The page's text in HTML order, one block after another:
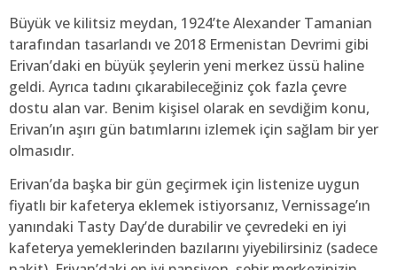
Büyük ve kilitsiz meydan, 1924’te Alexander Tamanian
tarafından tasarlandı ve 2018 Ermenistan Devrimi gibi
Erivan’daki en büyük şeylerin yeni merkez üssü haline
geldi. Ayrıca tadını çıkarabileceğiniz çok fazla çevre
dostu alan var. Benim kişisel olarak en sevdiğim konu,
Erivan’ın aşırı gün batımlarını izlemek için sağlam bir yer
olmasıdır.
Erivan’da başka bir gün geçirmek için listenize uygun
fiyatlı bir kafeterya eklemek istiyorsanız, Vernissage’ın
yanındaki Tasty Day’de durabilir ve çevredeki en iyi
kafeterya yemeklerinden bazılarını yiyebilirsiniz (sadece